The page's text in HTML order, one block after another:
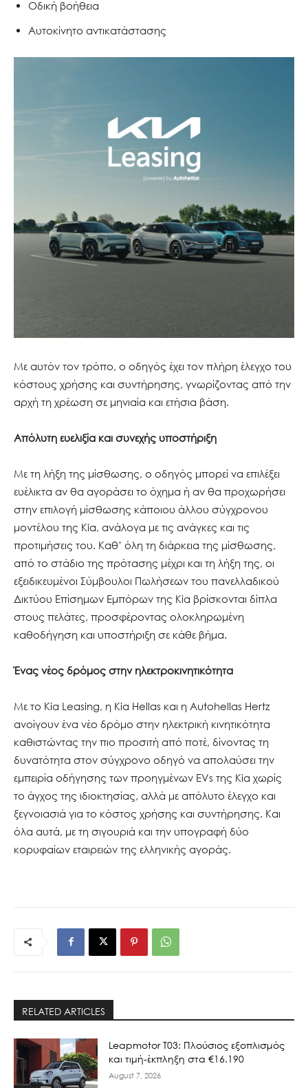
Οδική βοήθεια
Αυτοκίνητο αντικατάστασης
Με αυτόν τον τρόπο, ο οδηγός έχει τον πλήρη έλεγχο του
κόστους χρήσης και συντήρησης, γνωρίζοντας από την
αρχή τη χρέωση σε μηνιαία και ετήσια βάση.
Απόλυτη ευελιξία και συνεχής υποστήριξη
Με τη λήξη της μίσθωσης, ο οδηγός μπορεί να επιλέξει
ευέλικτα αν θα αγοράσει το όχημα ή αν θα προχωρήσει
στην επιλογή μίσθωσης κάποιου άλλου σύγχρονου
μοντέλου της Kia, ανάλογα με τις ανάγκες και τις
προτιμήσεις του. Καθ’ όλη τη διάρκεια της μίσθωσης,
από το στάδιο της πρότασης μέχρι και τη λήξη της, οι
εξειδικευμένοι Σύμβουλοι Πωλήσεων του πανελλαδικού
Δικτύου Επίσημων Εμπόρων της Kia βρίσκονται δίπλα
στους πελάτες, προσφέροντας ολοκληρωμένη
καθοδήγηση και υποστήριξη σε κάθε βήμα.
Ένας νέος δρόμος στην ηλεκτροκινητικότητα
Με το Kia Leasing, η Kia Hellas και η Autohellas Hertz
ανοίγουν ένα νέο δρόμο στην ηλεκτρική κινητικότητα
καθιστώντας την πιο προσιτή από ποτέ, δίνοντας τη
δυνατότητα στον σύγχρονο οδηγό να απολαύσει την
εμπειρία οδήγησης των προηγμένων EVs της Kia χωρίς
το άγχος της ιδιοκτησίας, αλλά με απόλυτο έλεγχο και
ξεγνοιασιά για το κόστος χρήσης και συντήρησης. Και
όλα αυτά, με τη σιγουριά και την υπογραφή δύο
κορυφαίων εταιρειών της ελληνικής αγοράς.
RELATED ARTICLES
Leapmotor T03: Πλούσιος εξοπλισμός
και τιμή-έκπληξη στα €16.190
August 7, 2026